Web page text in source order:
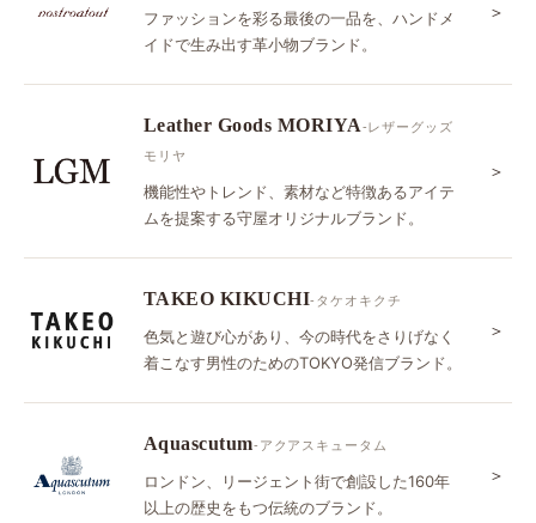
ファッションを彩る最後の一品を、ハンドメ
イドで生み出す革小物ブランド。
＞
Leather Goods MORIYA-レザーグッズ
モリヤ
機能性やトレンド、素材など特徴あるアイテ
ムを提案する守屋オリジナルブランド。
＞
TAKEO KIKUCHI-タケオキクチ
色気と遊び心があり、今の時代をさりげなく
着こなす男性のためのTOKYO発信ブランド。
＞
Aquascutum-アクアスキュータム
ロンドン、リージェント街で創設した160年
以上の歴史をもつ伝統のブランド。
＞